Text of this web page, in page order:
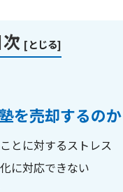
[とじる]
を売却するのか
とに対するストレス
に対応できない